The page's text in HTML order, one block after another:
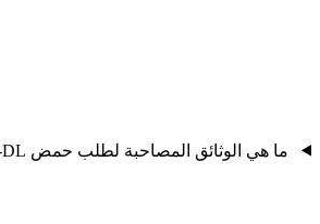
ما هي الوثائق المصاحبة لطلب حمض DL-ماليك؟